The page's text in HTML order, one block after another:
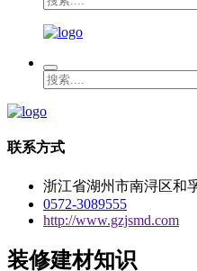
联系方式
浙江省湖州市南浔区和
0572-3089555
http://www.gzjsmd.com
装修建材知识